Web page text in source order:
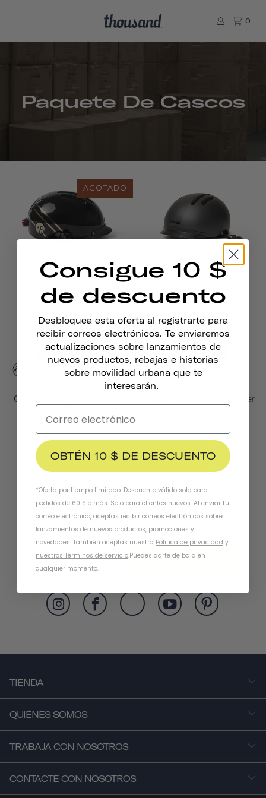
0
Paquete De Cascos
AGOTADO
MIPS Chapter MIPS Chapter MIPS
101,00 €
Casco Infantil Thousand Jr.
€59,95
Casco Thousand Jr. Toddler
€44,95
Mantente En Contacto
SUSCRÍBASE A
TIENDA
QUIÉNES SOMOS
TRABAJA CON NOSOTROS
CONTACTE CON NOSOTROS
Consigue 10 $
de descuento
Desbloquea esta oferta al registrarte para
recibir correos electrónicos. Te enviaremos
actualizaciones sobre lanzamientos de
nuevos productos, rebajas e historias
sobre movilidad urbana que te
interesarán.
OBTÉN 10 $ DE DESCUENTO
*Oferta por tiempo limitado. Descuento válido solo para
pedidos de 60 $ o más. Solo para clientes nuevos. Al enviar tu
correo electrónico, aceptas recibir correos electrónicos sobre
lanzamientos de nuevos productos, promociones y
novedades. También aceptas nuestra Política de privacidad y
nuestros Términos de servicio.Puedes darte de baja en
cualquier momento.